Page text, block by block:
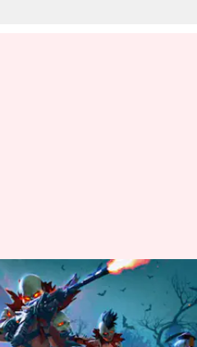
Fire MAX
01:23 pm